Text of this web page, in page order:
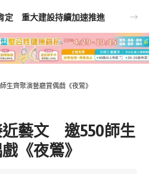
進
生齊聚演藝廳賞偶戲《夜鶯》
近藝文 邀550師生
《夜鶯》